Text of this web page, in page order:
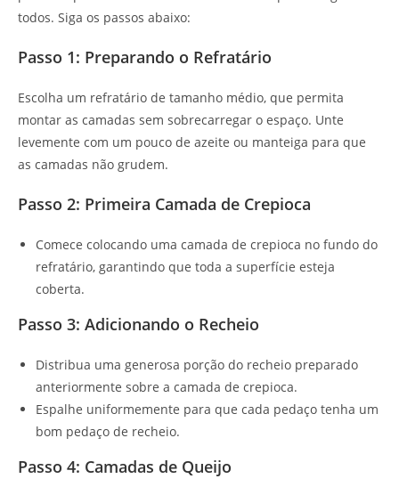
todos. Siga os passos abaixo:
Passo 1: Preparando o Refratário
Escolha um refratário de tamanho médio, que permita
montar as camadas sem sobrecarregar o espaço. Unte
levemente com um pouco de azeite ou manteiga para que
as camadas não grudem.
Passo 2: Primeira Camada de Crepioca
Comece colocando uma camada de crepioca no fundo do
refratário, garantindo que toda a superfície esteja
coberta.
Passo 3: Adicionando o Recheio
Distribua uma generosa porção do recheio preparado
anteriormente sobre a camada de crepioca.
Espalhe uniformemente para que cada pedaço tenha um
bom pedaço de recheio.
Passo 4: Camadas de Queijo